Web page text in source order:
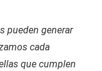
pueden generar
cada
que cumplen